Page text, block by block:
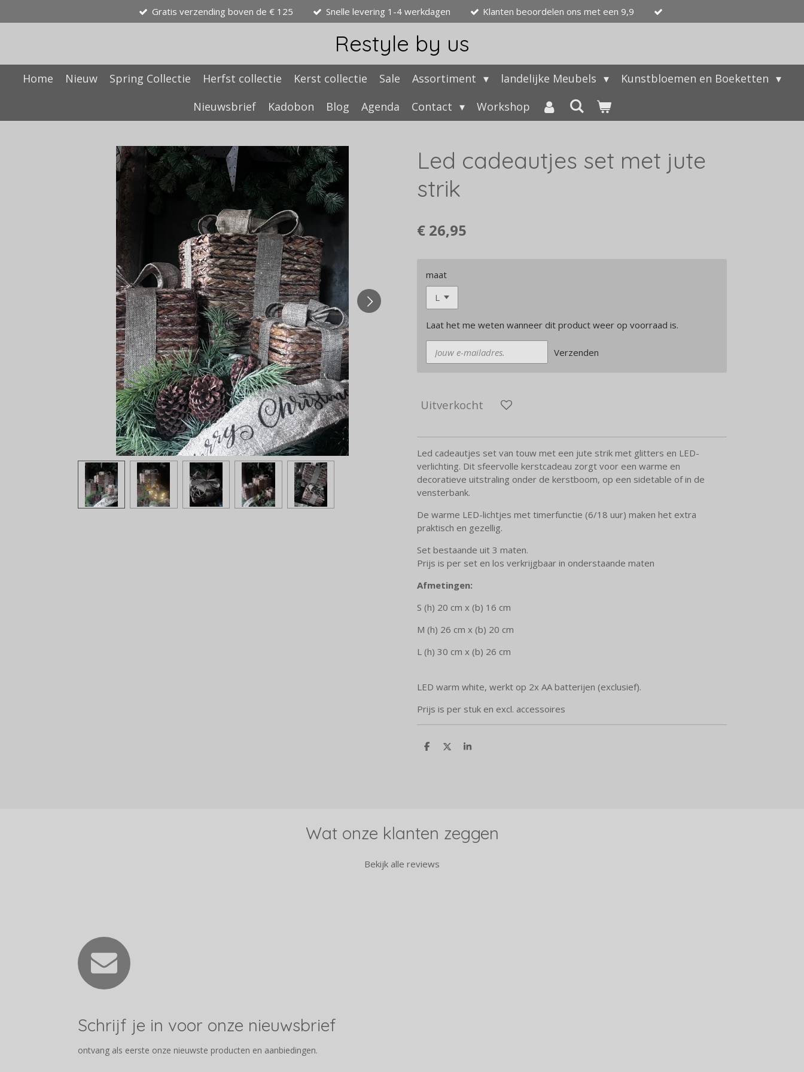
direct
hoofdinhoud
Gratis verzending boven de € 125 Snelle levering 1-4 werkdagen Klanten beoordelen ons met een 9,9
Restyle by us
Home Nieuw Spring Collectie Herfst collectie Kerst collectie Sale Assortiment landelijke Meubels
Kunstbloemen en Boeketten
Nieuwsbrief
Kadobon Blog Agenda Contact Workshop
Led cadeautjes set met jute
strik
€ 26,95
maat
Laat het me weten wanneer dit product weer op voorraad is.
Verzenden
Uitverkocht
Led cadeautjes set van touw met een jute strik met glitters en LED-
verlichting. Dit sfeervolle kerstcadeau zorgt voor een warme en
decoratieve uitstraling onder de kerstboom, op een sidetable of in de
vensterbank.
De warme LED-lichtjes met timerfunctie (6/18 uur) maken het extra
praktisch en gezellig.
Set bestaande uit 3 maten.
Prijs is per set en los verkrijgbaar in onderstaande maten
Afmetingen:
S (h) 20 cm x (b) 16 cm
M (h) 26 cm x (b) 20 cm
L (h) 30 cm x (b) 26 cm
LED warm white, werkt op 2x AA batterijen (exclusief).
Prijs is per stuk en excl. accessoires
D
D
S
Wat onze klanten zeggen
Bekijk alle reviews
Schrijf je in voor onze nieuwsbrief
ontvang als eerste onze nieuwste producten en aanbiedingen.